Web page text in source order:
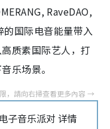
RaveDAO,
的国际电音能量带入
质素国际艺人，打
乐场景。
子音乐派对 详情